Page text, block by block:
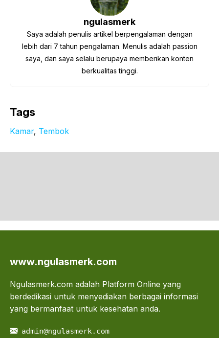
ngulasmerk
Saya adalah penulis artikel berpengalaman dengan
lebih dari 7 tahun pengalaman. Menulis adalah passion
saya, dan saya selalu berupaya memberikan konten
berkualitas tinggi.
Tags
Kamar, Tembok
www.ngulasmerk.com
Ngulasmerk.com adalah Platform Online yang
berdedikasi untuk menyediakan berbagai informasi
yang bermanfaat untuk kesehatan anda.
admin@ngulasmerk.com